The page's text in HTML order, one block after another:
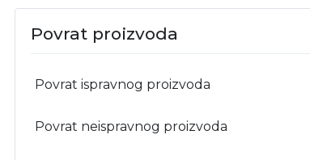
Povrat proizvoda
Povrat ispravnog proizvoda
Povrat neispravnog proizvoda